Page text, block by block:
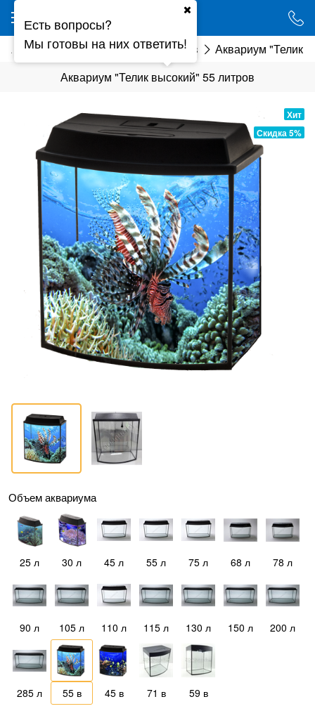
Аквариум "Телик" 25-400 литров
Аквариум "Телик
Аквариум "Телик высокий" 55 литров
Хит
Скидка 5%
Объем аквариума
25 л 30 л 45 л 55 л 75 л 68 л 78 л
90 л 105 л 110 л 115 л 130 л 150 л 200 л
285 л 55 в 45 в 71 в 59 в
Есть вопросы?
Мы готовы на них ответить!
Ваш город - Минск,
угадали?
ДА НЕТ